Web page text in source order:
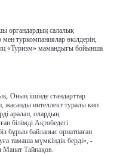
органдардың салалық
туркомпаниялар өкілдерін,
«Туризм» мамандығы бойынша
Оның ішінде стандарттар
жасанды интеллект туралы көп
аралап, олардың
білімді Ақтөбедегі
бұрын байланыс орнатпаған
тамаша мүмкіндік берді», -
Манат Тайпақов.